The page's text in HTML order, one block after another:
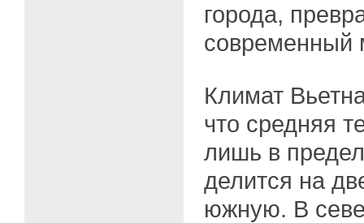
города,
современный
Климат
что средняя
лишь в
делится на
южную. В